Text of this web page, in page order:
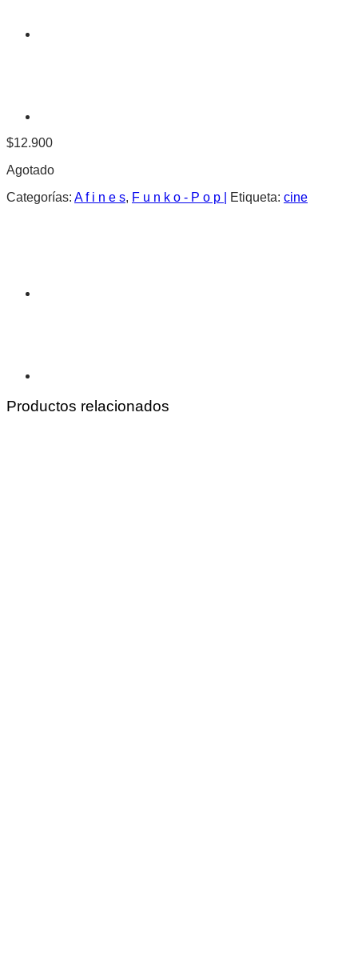
$12.900
Agotado
Categorías: A f i n e s, F u n k o - P o p | Etiqueta: cine
Productos relacionados